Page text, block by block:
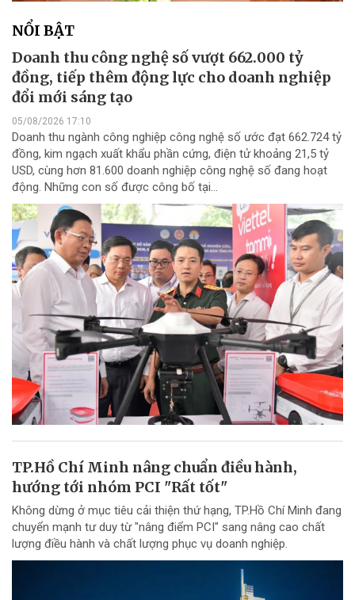
NỔI BẬT
Doanh thu công nghệ số vượt 662.000 tỷ
đồng, tiếp thêm động lực cho doanh nghiệp
đổi mới sáng tạo
05/08/2026 17:10
Doanh thu ngành công nghiệp công nghệ số ước đạt 662.724 tỷ
đồng, kim ngạch xuất khẩu phần cứng, điện tử khoảng 21,5 tỷ
USD, cùng hơn 81.600 doanh nghiệp công nghệ số đang hoạt
động. Những con số được công bố tại...
TP.Hồ Chí Minh nâng chuẩn điều hành,
hướng tới nhóm PCI "Rất tốt"
Không dừng ở mục tiêu cải thiện thứ hạng, TP.Hồ Chí Minh đang
chuyển mạnh tư duy từ "nâng điểm PCI" sang nâng cao chất
lượng điều hành và chất lượng phục vụ doanh nghiệp.